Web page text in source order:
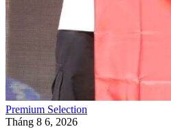
Premium Selection
Tháng 8 6, 2026